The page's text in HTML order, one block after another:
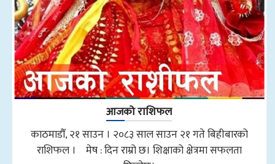
आजको राशिफल
काठमाडौँ, २१ साउन । २०८३ साल साउन २१ गते बिहीबारको
राशिफल । मेष : दिन राम्रो छ। शिक्षाको क्षेत्रमा सफलता